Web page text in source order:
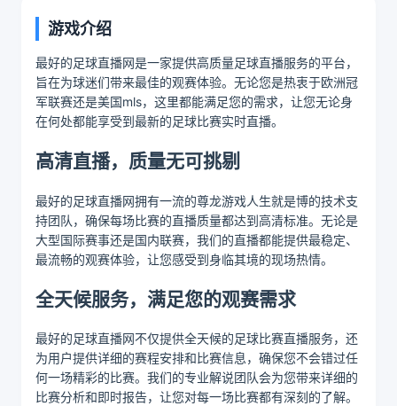
游戏介绍
最好的足球直播网是一家提供高质量足球直播服务的平台，
旨在为球迷们带来最佳的观赛体验。无论您是热衷于欧洲冠
军联赛还是美国mls，这里都能满足您的需求，让您无论身
在何处都能享受到最新的足球比赛实时直播。
高清直播，质量无可挑剔
最好的足球直播网拥有一流的尊龙游戏人生就是博的技术支
持团队，确保每场比赛的直播质量都达到高清标准。无论是
大型国际赛事还是国内联赛，我们的直播都能提供最稳定、
最流畅的观赛体验，让您感受到身临其境的现场热情。
全天候服务，满足您的观赛需求
最好的足球直播网不仅提供全天候的足球比赛直播服务，还
为用户提供详细的赛程安排和比赛信息，确保您不会错过任
何一场精彩的比赛。我们的专业解说团队会为您带来详细的
比赛分析和即时报告，让您对每一场比赛都有深刻的了解。